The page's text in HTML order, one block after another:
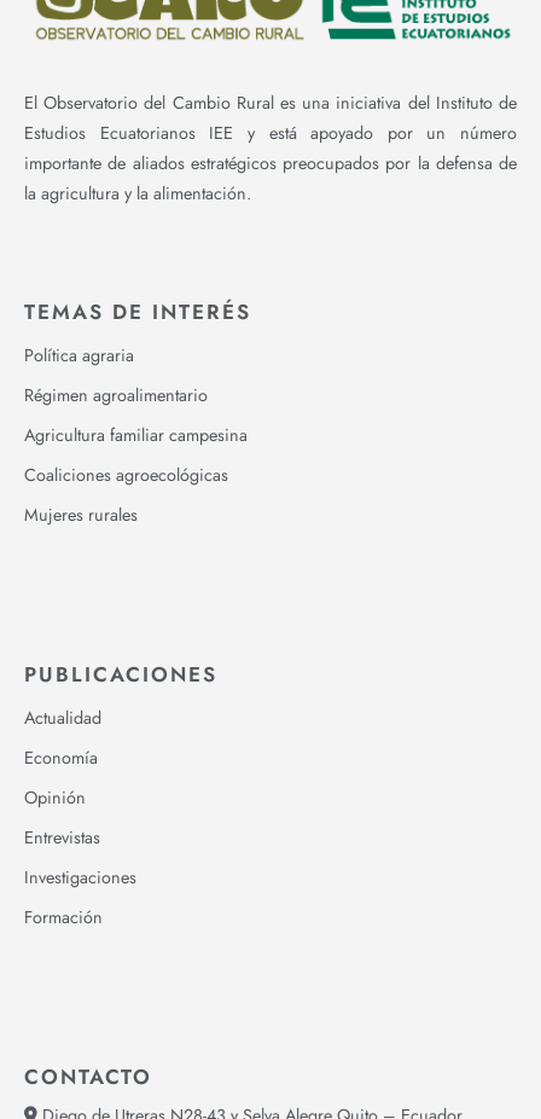
El Observatorio del Cambio Rural es una iniciativa del Instituto de
Estudios Ecuatorianos IEE y está apoyado por un número
importante de aliados estratégicos preocupados por la defensa de
la agricultura y la alimentación.
TEMAS DE INTERÉS
Política agraria
Régimen agroalimentario
Agricultura familiar campesina
Coaliciones agroecológicas
Mujeres rurales
PUBLICACIONES
Actualidad
Economía
Opinión
Entrevistas
Investigaciones
Formación
CONTACTO